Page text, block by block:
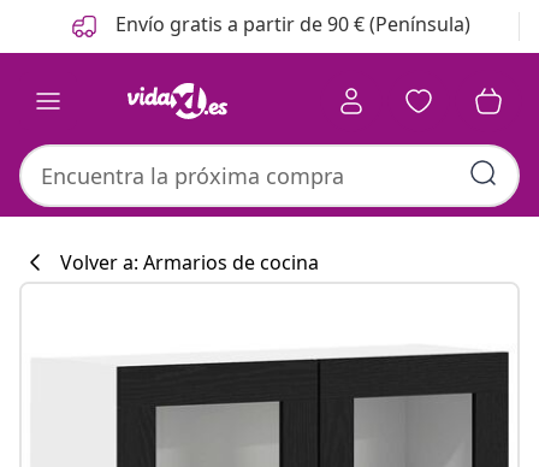
Anterior
Siguiente Envío gratis a partir de 90 € (Península)
Volver a: Armarios de cocina